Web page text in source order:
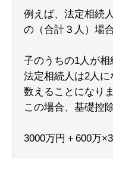
例えば、法定相続
の（合計３人）場
子のうちの1人が相
法定相続人は2人
数えることになりま
この場合、基礎控
3000万円＋600万